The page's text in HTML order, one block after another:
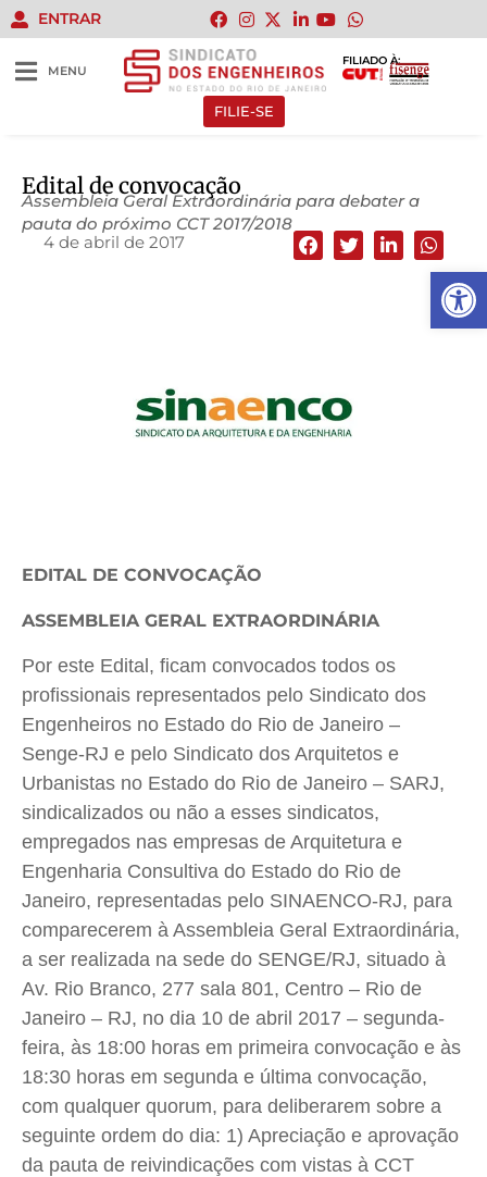
Abrir
ENTRAR
MENU
FILIADO À:
FILIE-SE
Edital de convocação
Assembleia Geral Extraordinária para debater a
pauta do próximo CCT 2017/2018
4 de abril de 2017
EDITAL DE CONVOCAÇÃO
ASSEMBLEIA GERAL EXTRAORDINÁRIA
Por este Edital, ficam convocados todos os
profissionais representados pelo Sindicato dos
Engenheiros no Estado do Rio de Janeiro –
Senge-RJ e pelo Sindicato dos Arquitetos e
Urbanistas no Estado do Rio de Janeiro – SARJ,
sindicalizados ou não a esses sindicatos,
empregados nas empresas de Arquitetura e
Engenharia Consultiva do Estado do Rio de
Janeiro, representadas pelo SINAENCO-RJ, para
comparecerem à Assembleia Geral Extraordinária,
a ser realizada na sede do SENGE/RJ, situado à
Av. Rio Branco, 277 sala 801, Centro – Rio de
Janeiro – RJ, no dia 10 de abril 2017 – segunda-
feira, às 18:00 horas em primeira convocação e às
18:30 horas em segunda e última convocação,
com qualquer quorum, para deliberarem sobre a
seguinte ordem do dia: 1) Apreciação e aprovação
da pauta de reivindicações com vistas à CCT